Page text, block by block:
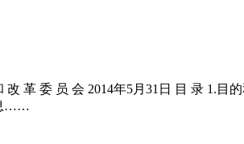
革 委 员 会 2014年5月31日 目 录 1.目
……